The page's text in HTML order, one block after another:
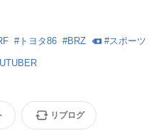
#トヨタ86 #BRZ #スポーツ
リブログ